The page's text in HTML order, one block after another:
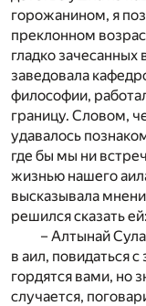
горожанином, я
преклонном
гладко
заведовала
философии,
границу. Словом,
удавалось
где бы мы ни
жизнью нашего
высказывала
решился сказать ей:
– Алтынай
в аил, повидаться
гордятся вами, но
случается,